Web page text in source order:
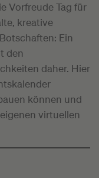
Vorfreude Tag für
kreative
Ein
den
daher. Hier
können und
virtuellen